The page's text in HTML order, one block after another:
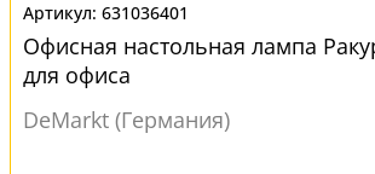
631036401
Офисная настольная лампа
для офиса
DeMarkt (Германия)